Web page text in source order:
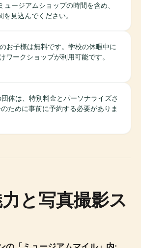
ュージアムショップの時間を含め、
を見込んでください。
お子様は無料です。学校の休暇中に
ワークショップが利用可能です。
体は、特別料金とパーソナライズさ
ために事前に予約する必要がありま
と写真撮影ス